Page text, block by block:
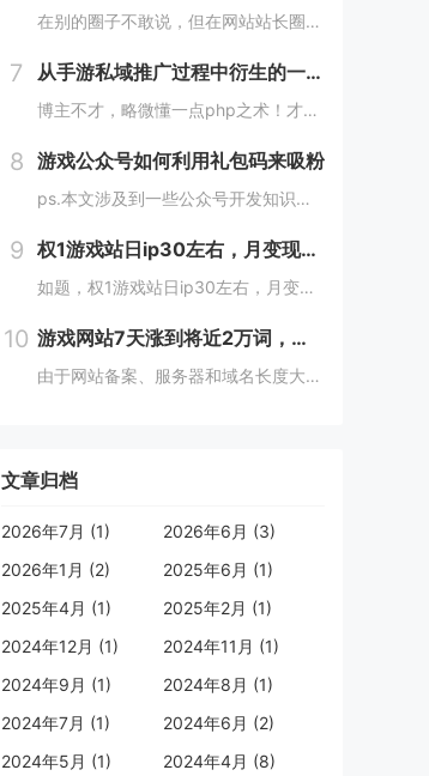
在别的圈子不敢说，但在网站站长圈，掌机小精灵肯定是一款耳熟能详的手游产品，纵观4414论坛以及4414论坛所衍生的各类站长交流群，有那么一个人几乎苦口婆心的在宣传这款游戏的推广方法以及推广数据。这个人自然不用说是谁了，肯定是博主本人啦。毕竟...
7 从手游私域推广过程中衍生的一个卡片工具网站
博主不才，略微懂一点php之术！才有了这个工具网站的诞生，且网站用户日渐增长，算是拿捏了一个工具需求的痛点。不知道从什么时候起，推广手游不再是以传统网站制作应用详情页，再挂载下载地址供游戏玩家自助下载为主了，模式逐渐变为先引流游戏玩家添加微...
8 游戏公众号如何利用礼包码来吸粉
ps.本文涉及到一些公众号开发知识，但不影响推广方法学习~做游戏推广的小伙伴，手里必不可少的都有一个游戏内容性质的微信公众号吧，毕竟在私域推广中，微信公众号不仅能承接内容分享转发，还能利用公众号游戏攻略内容或礼包码福利来沉淀用户。而且在当下...
9 权1游戏站日ip30左右，月变现万八千是不是吹牛不打草稿？
如题，权1游戏站日ip30左右，月变现万八千是不是吹牛不打草稿？这也是我偶尔在4414站长论坛有过几次论述的内容，谨言慎行一直是我做事的原则，但是在一个气氛尤为消极的站长论坛发布这样的言论，无疑迎来的都是质疑和diss！但我相信，个别在我本...
10 游戏网站7天涨到将近2万词，权重5，我反而慌了
由于网站备案、服务器和域名长度大方向性的错误选择，或者种种原因吧，愈来愈发现自己手里这个游戏网站喜欢不起来了。本来在一个月前就有中介主动加过来问出不出网站，当时权2左右，没有反对，但是一个月过去了没人问津。殊不知，最近网站在一周内爱站词库疯...
文章归档
2026年7月 (1)
2026年6月 (3)
2026年1月 (2)
2025年6月 (1)
2025年4月 (1)
2025年2月 (1)
2024年12月 (1)
2024年11月 (1)
2024年9月 (1)
2024年8月 (1)
2024年7月 (1)
2024年6月 (2)
2024年5月 (1)
2024年4月 (8)